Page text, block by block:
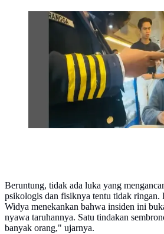
Penumpang Kereta Jogja-Surabaya
KAI Buru Pelaku yang Terancam
Penjara. (dok.Instagram
@widya_anggraini_awaw/https://
Beruntung, tidak ada luka yang
psikologis dan fisiknya tentu tidak ringan.
Widya menekankan bahwa insiden ini
nyawa taruhannya. Satu tindakan
banyak orang," ujarnya.